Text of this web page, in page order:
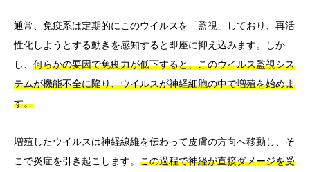
通常、免疫系は定期的にこのウイルスを「監視」しており、再活
性化しようとする動きを感知すると即座に抑え込みます。しか
し、 何らかの要因で免疫力が低下すると、このウイルス監視シス
テムが機能不全に陥り、ウイルスが神経細胞の中で増殖を始めま
す。
増殖したウイルスは神経線維を伝わって皮膚の方向へ移動し、そ
こで炎症を引き起こします。 この過程で神経が直接ダメージを受